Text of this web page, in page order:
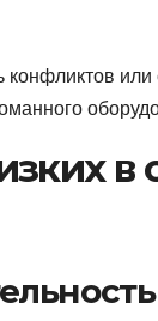
конфликтов
в